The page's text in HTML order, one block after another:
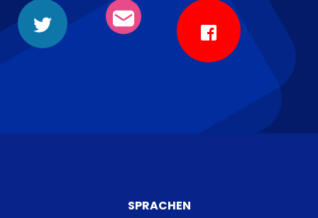
SPRACHEN